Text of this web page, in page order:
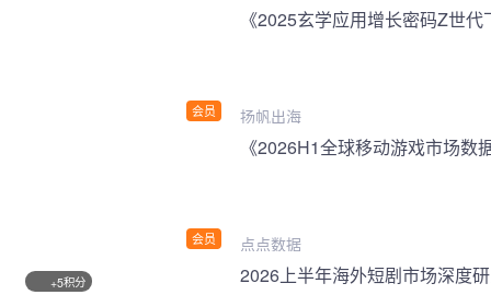
会员
《2025玄学应用增长密码Z世
扬帆出海
会员
《2026H1全球移动游戏市场数
点点数据
+5积分 2026上半年海外短剧市场深度